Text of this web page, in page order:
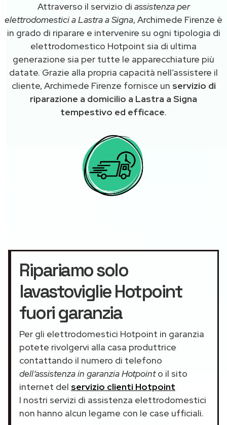
Attraverso il servizio di assistenza per
elettrodomestici a Lastra a Signa, Archimede Firenze è
in grado di riparare e intervenire su ogni tipologia di
elettrodomestico Hotpoint sia di ultima
generazione sia per tutte le apparecchiature più
datate. Grazie alla propria capacità nell’assistere il
cliente, Archimede Firenze fornisce un servizio di
riparazione a domicilio a Lastra a Signa
tempestivo ed efficace.
Ripariamo solo
lavastoviglie Hotpoint
fuori garanzia
Per gli elettrodomestici Hotpoint in garanzia
potete rivolgervi alla casa produttrice
contattando il numero di telefono
dell’assistenza in garanzia Hotpointo il sito
internet del servizio clienti Hotpoint
I nostri servizi di assistenza elettrodomestici
non hanno alcun legame con le case ufficiali.